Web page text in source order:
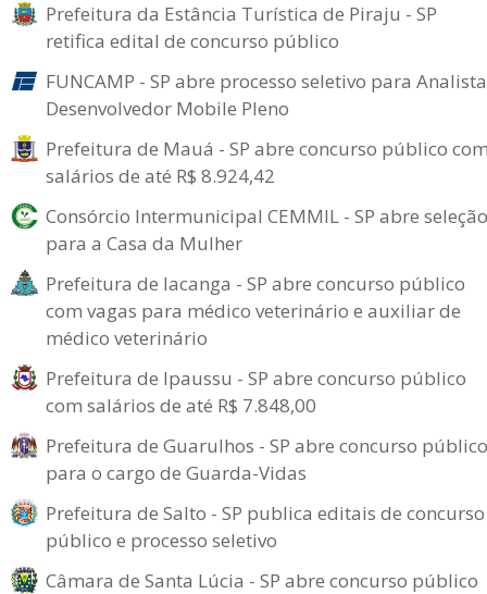
Prefeitura da Estância Turística de Piraju - SP
retifica edital de concurso público
FUNCAMP - SP abre processo seletivo para Analista
Desenvolvedor Mobile Pleno
Prefeitura de Mauá - SP abre concurso público
salários de até R$ 8.924,42
Consórcio Intermunicipal CEMMIL - SP abre seleção
para a Casa da Mulher
Prefeitura de Iacanga - SP abre concurso público
com vagas para médico veterinário e auxiliar de
médico veterinário
Prefeitura de Ipaussu - SP abre concurso público
com salários de até R$ 7.848,00
Prefeitura de Guarulhos - SP abre concurso público
para o cargo de Guarda-Vidas
Prefeitura de Salto - SP publica editais de concurso
público e processo seletivo
Câmara de Santa Lúcia - SP abre concurso público